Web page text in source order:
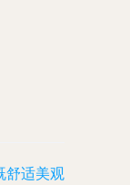
舒适美观